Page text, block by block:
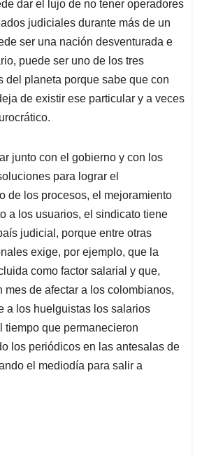
l
a
d
s
dar el lujo de no tener operadores
judiciales durante más de un
ser una nación desventurada e
puede ser uno de los tres
del planeta porque sabe que con
de existir ese particular y a veces
junto con el gobierno y con los
para lograr el
de los procesos, el mejoramiento
a los usuarios, el sindicato tiene
judicial, porque entre otras
exige, por ejemplo, que la
como factor salarial y que,
mes de afectar a los colombianos,
a los huelguistas los salarios
tiempo que permanecieron
los periódicos en las antesalas de
el mediodía para salir a